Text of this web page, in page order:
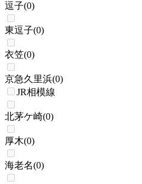
逗子(0)
東逗子(0)
衣笠(0)
京急久里浜(0)
JR相模線
北茅ケ崎(0)
厚木(0)
海老名(0)